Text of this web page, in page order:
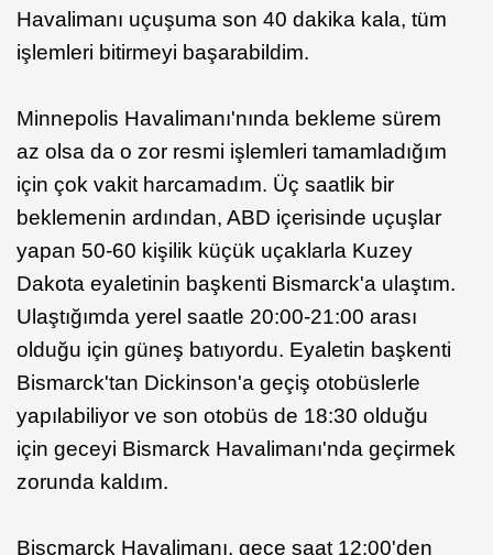
Havalimanı uçuşuma son 40 dakika kala, tüm
işlemleri bitirmeyi başarabildim.
Minnepolis Havalimanı'nında bekleme sürem
az olsa da o zor resmi işlemleri tamamladığım
için çok vakit harcamadım. Üç saatlik bir
beklemenin ardından, ABD içerisinde uçuşlar
yapan 50-60 kişilik küçük uçaklarla Kuzey
Dakota eyaletinin başkenti Bismarck'a ulaştım.
Ulaştığımda yerel saatle 20:00-21:00 arası
olduğu için güneş batıyordu. Eyaletin başkenti
Bismarck'tan Dickinson'a geçiş otobüslerle
yapılabiliyor ve son otobüs de 18:30 olduğu
için geceyi Bismarck Havalimanı'nda geçirmek
zorunda kaldım.
Biscmarck Havalimanı, gece saat 12:00'den